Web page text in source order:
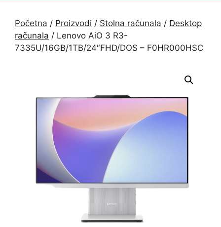
Početna / Proizvodi / Stolna računala / Desktop
računala / Lenovo AiO 3 R3-
7335U/16GB/1TB/24″FHD/DOS – F0HR000HSC